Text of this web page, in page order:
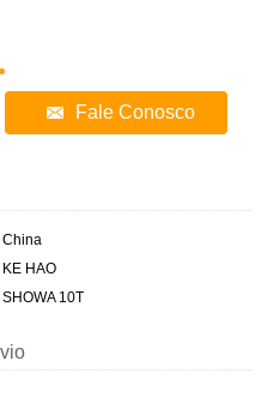
Fale Conosco
China
KE HAO
SHOWA 10T